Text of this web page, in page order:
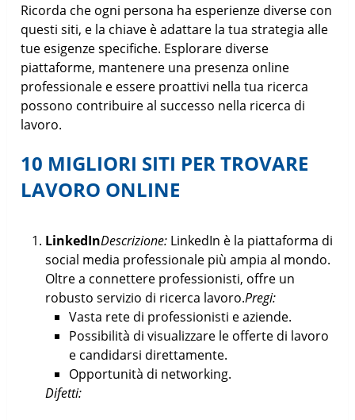
Ricorda che ogni persona ha esperienze diverse con
questi siti, e la chiave è adattare la tua strategia alle
tue esigenze specifiche. Esplorare diverse
piattaforme, mantenere una presenza online
professionale e essere proattivi nella tua ricerca
possono contribuire al successo nella ricerca di
lavoro.
10 MIGLIORI SITI PER TROVARE
LAVORO ONLINE
LinkedInDescrizione:LinkedIn è la piattaforma di
social media professionale più ampia al mondo.
Oltre a connettere professionisti, offre un
robusto servizio di ricerca lavoro.Pregi:
Vasta rete di professionisti e aziende.
Possibilità di visualizzare le offerte di lavoro
e candidarsi direttamente.
Opportunità di networking.
Difetti: